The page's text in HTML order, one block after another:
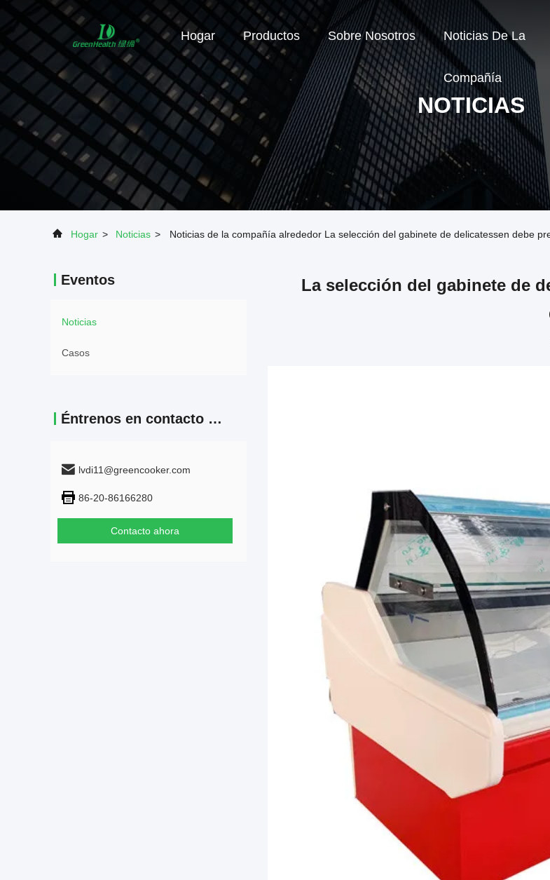
Hogar Productos Sobre Nosotros Noticias De La
Compañía
NOTICIAS
Hogar > Noticias > Noticias de la compañía alrededor La selección del gabinete de delicatessen debe
Eventos
Noticias
Casos
Éntrenos en contacto con
lvdi11@greencooker.com
86-20-86166280
Contacto ahora
La selección del gabinete de